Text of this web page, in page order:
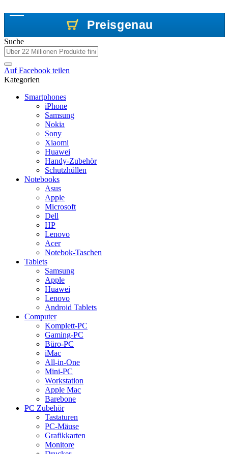
Preisgenau
Preisgenau
Preisgenau
Suche
AufFacebook teilen
Kategorien
Smartphones
iPhone
Samsung
Nokia
Sony
Xiaomi
Huawei
Handy-Zubehör
Schutzhüllen
Notebooks
Asus
Apple
Microsoft
Dell
HP
Lenovo
Acer
Notebok-Taschen
Tablets
Samsung
Apple
Huawei
Lenovo
Android Tablets
Computer
Komplett-PC
Gaming-PC
Büro-PC
iMac
All-in-One
Mini-PC
Workstation
Apple Mac
Barebone
PC Zubehör
Tastaturen
PC-Mäuse
Grafikkarten
Monitore